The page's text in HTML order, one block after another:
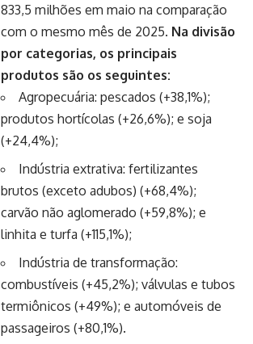
833,5 milhões em maio na comparação
com o mesmo mês de 2025. Na divisão
por categorias, os principais
produtos são os seguintes:
Agropecuária: pescados (+38,1%);
produtos hortícolas (+26,6%); e soja
(+24,4%);
Indústria extrativa: fertilizantes
brutos (exceto adubos) (+68,4%);
carvão não aglomerado (+59,8%); e
linhita e turfa (+115,1%);
Indústria de transformação:
combustíveis (+45,2%); válvulas e tubos
termiônicos (+49%); e automóveis de
passageiros (+80,1%).